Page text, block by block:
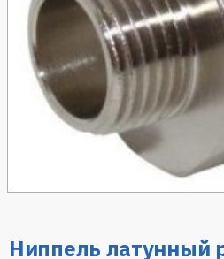
Ниппель латунный